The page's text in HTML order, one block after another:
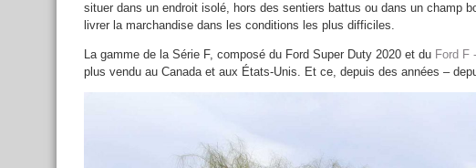
situer dans un endroit isolé, hors des sentiers battus ou dans un champ
livrer la marchandise dans les conditions les plus difficiles.
La gamme de la Série F, composé du Ford Super Duty 2020 et du Ford F
plus vendu au Canada et aux États-Unis. Et ce, depuis des années –